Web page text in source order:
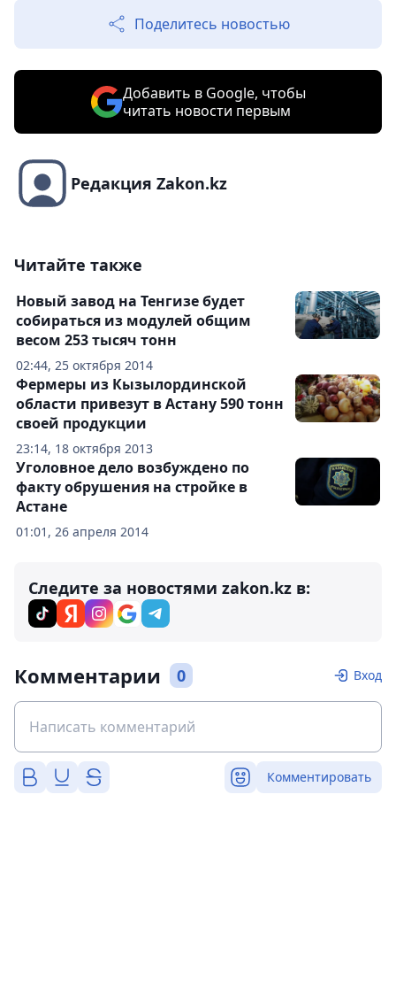
Поделитесь новостью
Добавить в Google, чтобы
читать новости первым
Редакция Zakon.kz
Читайте также
02:44, 25 октября 2014
Новый завод на Тенгизе будет
собираться из модулей общим
весом 253 тысяч тонн
23:14, 18 октября 2013
Фермеры из Кызылординской
области привезут в Астану 590 тонн
своей продукции
01:01, 26 апреля 2014
Уголовное дело возбуждено по
факту обрушения на стройке в
Астане
Следите за новостями zakon.kz в:
Комментарии 0 Вход
Комментировать